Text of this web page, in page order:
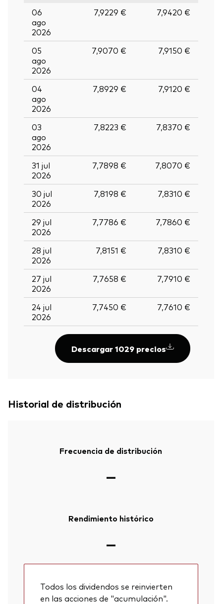
06
ago
2026
7,9229 € 7,9420 €
05
ago
2026
7,9070 € 7,9150 €
04
ago
2026
7,8929 € 7,9120 €
03
ago
2026
7,8223 € 7,8370 €
31 jul
2026
7,7898 € 7,8070 €
30 jul
2026
7,8198 € 7,8310 €
29 jul
2026
7,7786 € 7,7860 €
28 jul
2026
7,8151 € 7,8310 €
27 jul
2026
7,7658 € 7,7910 €
24 jul
2026
7,7450 € 7,7610 €
Descargar 1029 precios
Historial de distribución
Frecuencia de distribución
—
Rendimiento histórico
—
Todos los dividendos se reinvierten
en las acciones de "acumulación".